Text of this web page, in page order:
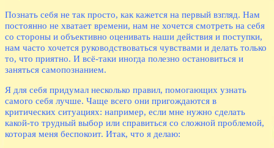
Познать себя не так просто, как кажется на первый взгляд. Нам
постоянно не хватает времени, нам не хочется смотреть на себя
со стороны и объективно оценивать наши действия и поступки,
нам часто хочется руководствоваться чувствами и делать только
то, что приятно. И всё-таки иногда полезно остановиться и
заняться самопознанием.
Я для себя придумал несколько правил, помогающих узнать
самого себя лучше. Чаще всего они пригождаются в
критических ситуациях: например, если мне нужно сделать
какой-то трудный выбор или справиться со сложной проблемой,
которая меня беспокоит. Итак, что я делаю: